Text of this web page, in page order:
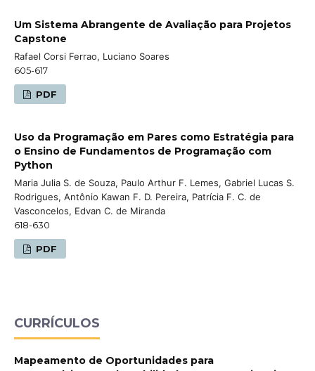
Um Sistema Abrangente de Avaliação para Projetos
Capstone
Rafael Corsi Ferrao, Luciano Soares
605-617
PDF
Uso da Programação em Pares como Estratégia para
o Ensino de Fundamentos de Programação com
Python
Maria Julia S. de Souza, Paulo Arthur F. Lemes, Gabriel Lucas S.
Rodrigues, Antônio Kawan F. D. Pereira, Patrícia F. C. de
Vasconcelos, Edvan C. de Miranda
618-630
PDF
CURRÍCULOS
Mapeamento de Oportunidades para